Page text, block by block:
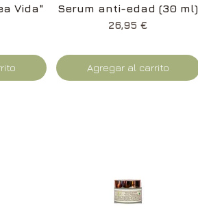
Vida"
Vista rápida
Serum anti-edad (30 ml)
Precio
26,95 €
Agregar al carrito